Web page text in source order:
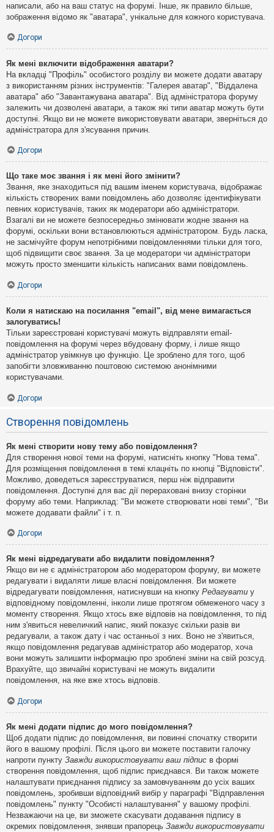
написали, або на ваш статус на форумі. Інше, як правило більше,
зображення відомо як "аватара", унікальне для кожного користувача.
Догори
Як мені включити відображення аватари?
На вкладці "Профіль" особистого розділу ви можете додати аватару
з використанням різних інструментів: "Галерея аватар", "Віддалена
аватара" або "Завантажувана аватара". Від адміністратора форуму
залежить чи дозволені аватари, а також які типи аватар можуть бути
доступні. Якщо ви не можете використовувати аватари, зверніться до
адміністратора для з'ясування причин.
Догори
Що таке моє звання і як мені його змінити?
Звання, яке знаходиться під вашим іменем користувача, відображає
кількість створених вами повідомлень або дозволяє ідентифікувати
певних користувачів, таких як модератори або адміністратори.
Взагалі ви не можете безпосередньо змінювати жодне звання на
форумі, оскільки вони встановлюються адміністратором. Будь ласка,
не засмічуйте форум непотрібними повідомленнями тільки для того,
щоб підвищити своє звання. За це модератори чи адміністратори
можуть просто зменшити кількість написаних вами повідомлень.
Догори
Коли я натискаю на посилання "email", від мене вимагається
залогуватись!
Тільки зареєстровані користувачі можуть відправляти email-
повідомлення на форумі через вбудовану форму, і лише якщо
адміністратор увімкнув цю функцію. Це зроблено для того, щоб
запобігти зловживанню поштовою системою анонімними
користувачами.
Догори
Створення повідомлень
Як мені створити нову тему або повідомлення?
Для створення нової теми на форумі, натисніть кнопку "Нова тема".
Для розміщення повідомлення в темі клацніть по кнопці "Відповісти".
Можливо, доведеться зареєструватися, перш ніж відправити
повідомлення. Доступні для вас дії перераховані внизу сторінки
форуму або теми. Наприклад: "Ви можете створювати нові теми", "Ви
можете додавати файли" і т. п.
Догори
Як мені відредагувати або видалити повідомлення?
Якщо ви не є адміністратором або модератором форуму, ви можете
редагувати і видаляти лише власні повідомлення. Ви можете
відредагувати повідомлення, натиснувши на кнопку Редагувати у
відповідному повідомленні, інколи лише протягом обмеженого часу з
моменту створення. Якщо хтось вже відповів на повідомлення, то під
ним з'явиться невеличкий напис, який показує скільки разів ви
редагували, а також дату і час останньої з них. Воно не з'явиться,
якщо повідомлення редагував адміністратор або модератор, хоча
вони можуть залишити інформацію про зроблені зміни на свій розсуд.
Врахуйте, що звичайні користувачі не можуть видалити
повідомлення, на яке вже хтось відповів.
Догори
Як мені додати підпис до мого повідомлення?
Щоб додати підпис до повідомлення, ви повинні спочатку створити
його в вашому профілі. Після цього ви можете поставити галочку
напроти пункту Завжди використовувати ваш підпис в формі
створення повідомлення, щоб підпис приєднався. Ви також можете
налаштувати приєднання підпису за замовчуванням до усіх ваших
повідомлень, зробивши відповідний вибір у параграфі "Відправлення
повідомлень" пункту "Особисті налаштування" у вашому профілі.
Незважаючи на це, ви зможете скасувати додавання підпису в
окремих повідомлення, знявши прапорець Завжди використовувати